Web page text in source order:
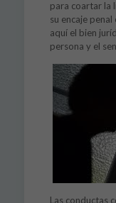
para coartar la
su encaje
aquí el bien
persona y el
Las conductas